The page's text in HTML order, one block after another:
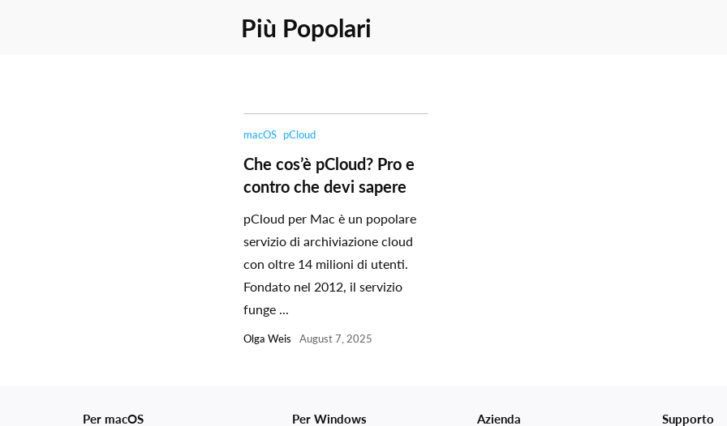
Più Popolari
macOS pCloud
Che cos’è pCloud? Pro e
contro che devi sapere
pCloud per Mac è un popolare
servizio di archiviazione cloud
con oltre 14 milioni di utenti.
Fondato nel 2012, il servizio
funge ...
Olga Weis August 7, 2025
Per macOS Per Windows Azienda Supporto